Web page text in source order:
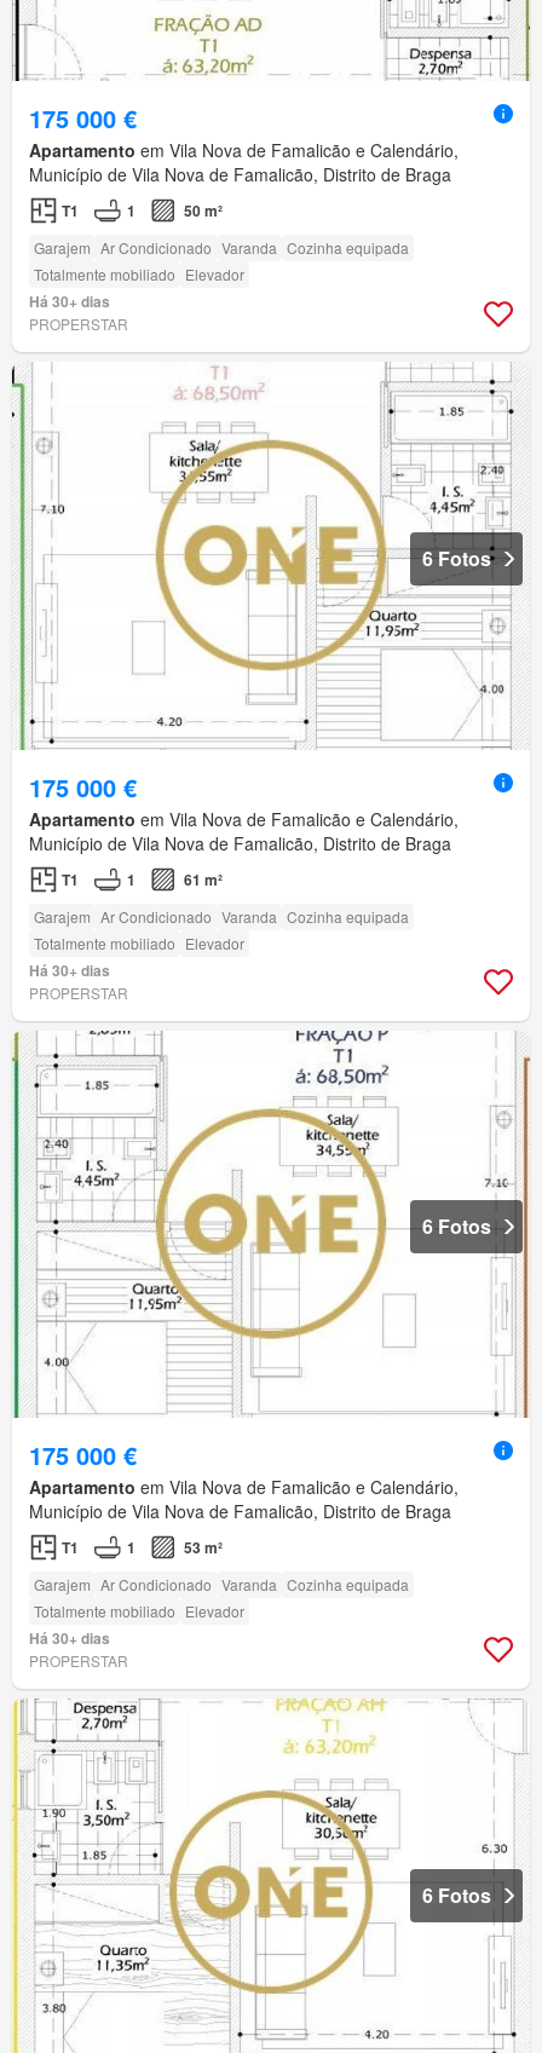
175 000 €
Apartamento em Vila Nova de Famalicão e Calendário,
Município de Vila Nova de Famalicão, Distrito de Braga
T1 1 50 m²
Garajem Ar Condicionado Varanda Cozinha equipada
Totalmente mobiliado Elevador
Há 30+ dias
PROPERSTAR
6 Fotos
175 000 €
Apartamento em Vila Nova de Famalicão e Calendário,
Município de Vila Nova de Famalicão, Distrito de Braga
T1 1 61 m²
Garajem Ar Condicionado Varanda Cozinha equipada
Totalmente mobiliado Elevador
Há 30+ dias
PROPERSTAR
6 Fotos
175 000 €
Apartamento em Vila Nova de Famalicão e Calendário,
Município de Vila Nova de Famalicão, Distrito de Braga
T1 1 53 m²
Garajem Ar Condicionado Varanda Cozinha equipada
Totalmente mobiliado Elevador
Há 30+ dias
PROPERSTAR
6 Fotos